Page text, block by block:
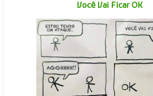
Você Vai Ficar OK